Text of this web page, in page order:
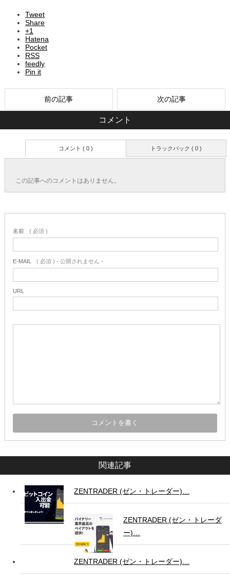
Tweet
Share
+1
Hatena
Pocket
RSS
feedly
Pin it
前の記事 次の記事
コメント
トラックバック ( 0 )
コメント ( 0 )
この記事へのコメントはありません。
名前 ( 必須 )
E-MAIL ( 必須 ) - 公開されません -
URL
関連記事
ZENTRADER (ゼン・トレーダー)…
ZENTRADER (ゼン・トレーダ
ー)…
ZENTRADER (ゼン・トレーダー)…